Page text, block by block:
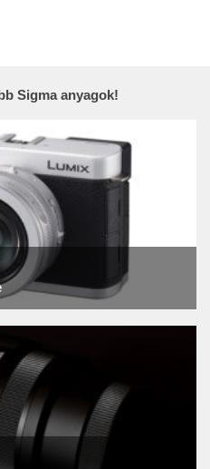
Sigma anyagok!